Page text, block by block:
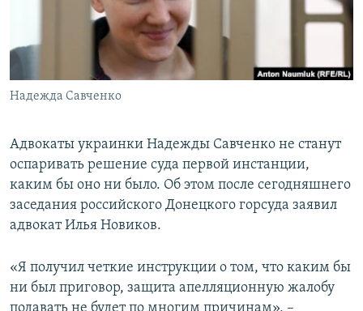
ПОБЕДИТЕЛЕЙ НЕ СУДЯТ?
КРЫМ.НЕПОКОРЕННЫЙ
УКРАИНСКАЯ ПРОБЛЕМА КРЫМА
ПРИСОЕДИНЯЙТЕСЬ!
Надежда Савченко
Адвокаты украинки Надежды Савченко не станут
оспаривать решение суда первой инстанции,
каким бы оно ни было. Об этом после сегодняшнего
заседания российского Донецкого горсуда заявил
адвокат Илья Новиков.
«Я получил четкие инструкции о том, что каким бы
ни был приговор, защита апелляционную жалобу